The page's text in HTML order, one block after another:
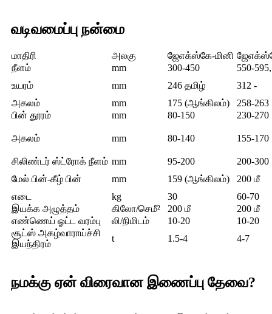
வடிவமைப்பு நன்மை
மாதிரி அலகு ஜேஎக்ஸ்கே-மினி
நீளம்
mm 300-450
550-
உயரம்
mm 246 தமிழ்
312 -
அகலம்
mm 175 (ஆங்கிலம்)
258-263
பின் தூரம்
mm 80-150 230-270
அகலம் mm 80-140 155-170
சிலிண்டர் ஸ்ட்ரோக் நீளம் mm 95-200
200-300
மேல் பின்-கீழ் பின்
mm 159 (ஆங்கிலம்)
200 மீ
எடை
kg 30
60-70
இயக்க அழுத்தம்
கிலோ/செமீ² 200 மீ
200 மீ
எண்ணெய் ஓட்ட வரம்பு
லி/நிமிடம் 10-20
10-20
சூட்ஸ் அகழ்வாராய்ச்சி
இயந்திரம்
t 1.5-4 4-7
நமக்கு ஏன் விரைவான இணைப்பு தேவை?